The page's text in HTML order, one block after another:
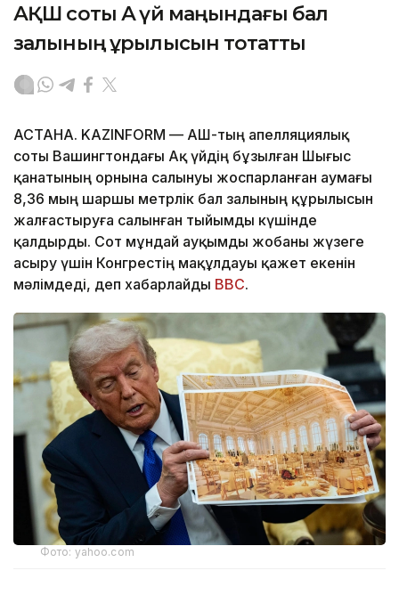
АҚШ соты Ақ үй маңындағы бал
залының құрылысын тоқтатты
АСТАНА. KAZINFORM — АҚШ-тың апелляциялық
соты Вашингтондағы Ақ үйдің бұзылған Шығыс
қанатының орнына салынуы жоспарланған аумағы
8,36 мың шаршы метрлік бал залының құрылысын
жалғастыруға салынған тыйымды күшінде
қалдырды. Сот мұндай ауқымды жобаны жүзеге
асыру үшін Конгрестің мақұлдауы қажет екенін
мәлімдеді, деп хабарлайды BBC.
Фото: yahoo.com